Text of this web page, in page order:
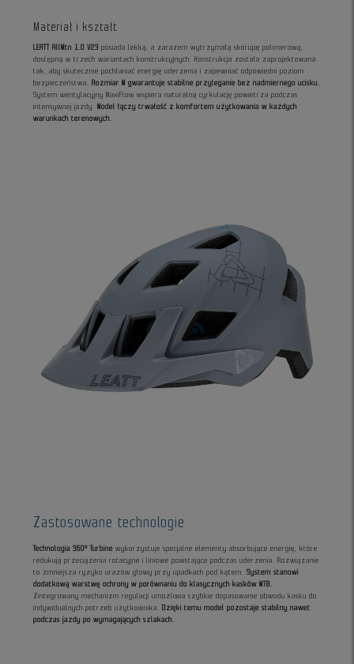
Materiał i kształt
LEATT AllMtn 1.0 V23 posiada lekką, a zarazem wytrzymałą skorupę polimerową,
dostępną w trzech wariantach konstrukcyjnych. Konstrukcja została zaprojektowana
tak, aby skutecznie pochłaniać energię uderzenia i zapewniać odpowiedni poziom
bezpieczeństwa. Rozmiar M gwarantuje stabilne przyleganie bez nadmiernego ucisku.
System wentylacyjny MaxiFlow wspiera naturalną cyrkulację powietrza podczas
intensywnej jazdy. Model łączy trwałość z komfortem użytkowania w każdych
warunkach terenowych.
Zastosowane technologie
Technologia 360° Turbine wykorzystuje specjalne elementy absorbujące energię, które
redukują przeciążenia rotacyjne i liniowe powstające podczas uderzenia. Rozwiązanie
to zmniejsza ryzyko urazów głowy przy upadkach pod kątem.System stanowi
dodatkową warstwę ochrony w porównaniu do klasycznych kasków MTB.
Zintegrowany mechanizm regulacji umożliwia szybkie dopasowanie obwodu kasku do
indywidualnych potrzeb użytkownika. Dzięki temu model pozostaje stabilny nawet
podczas jazdy po wymagających szlakach.